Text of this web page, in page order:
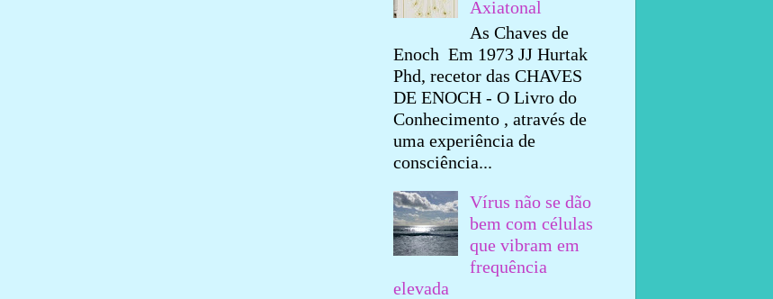
Axiatonal
As Chaves de
Enoch Em 1973 JJ Hurtak
Phd, recetor das CHAVES
DE ENOCH - O Livro do
Conhecimento , através de
uma experiência de
consciência...
Vírus não se dão
bem com células
que vibram em
frequência
elevada